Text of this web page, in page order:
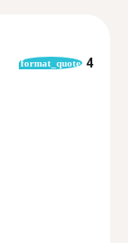
format_quote 4